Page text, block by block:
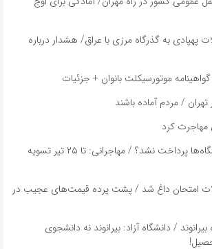
به گذرگاه مرزی با عراق/ هشدار درباره
موتورسیکلت بانوان + جزئیات
/ مردم آماده باشند
مهاجرت کرد
چرا پول کالابرگ فروشگاه‌ها پرداخت نشد؟ / مهاجرانی: تا ۲۵ تیر تسویه
امتحان داغ شد / پشت پرده قیمت‌های عجیب در
/ دانشگاه آزاد: بیرانوند نه دانشجوی